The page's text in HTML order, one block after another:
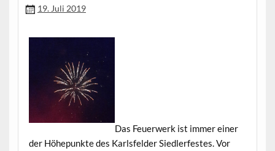
19. Juli 2019
Das Feuer­w­erk ist immer ein­er
der Höhep­unk­te des Karls­felder Siedler­festes. Vor